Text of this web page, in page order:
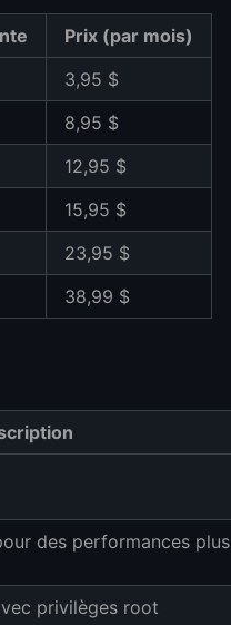
Prix (par mois)
3,95 $
8,95 $
12,95 $
15,95 $
23,95 $
38,99 $
des performances plus
privilèges root